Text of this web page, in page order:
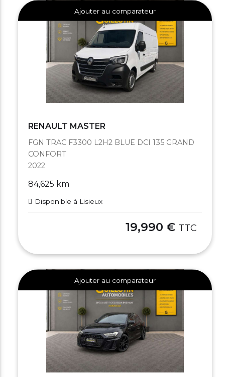
Ajouter au comparateur
RENAULT MASTER
FGN TRAC F3300 L2H2 BLUE DCI 135 GRAND
CONFORT
2022
84,625 km
Disponible à Lisieux
19,990 € TTC
Ajouter au comparateur